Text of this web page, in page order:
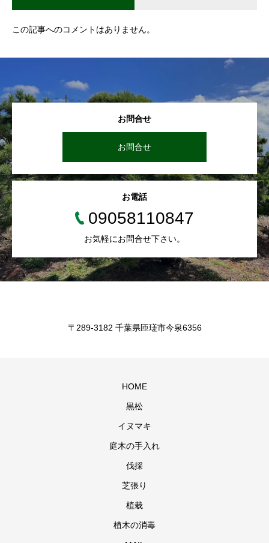
この記事へのコメントはありません。
お問合せ
お問合せ
お電話
09058110847
お気軽にお問合せ下さい。
〒289-3182 千葉県匝瑳市今泉6356
HOME
黒松
イヌマキ
庭木の手入れ
伐採
芝張り
植栽
植木の消毒